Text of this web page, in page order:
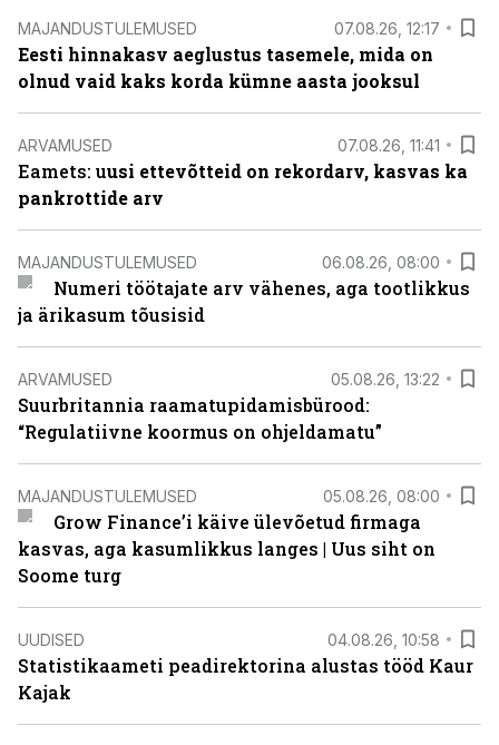
MAJANDUSTULEMUSED 07.08.26, 12:17
Eesti hinnakasv aeglustus tasemele, mida on
olnud vaid kaks korda kümne aasta jooksul
ARVAMUSED 07.08.26, 11:41
Eamets: uusi ettevõtteid on rekordarv, kasvas ka
pankrottide arv
MAJANDUSTULEMUSED 06.08.26, 08:00
Numeri töötajate arv vähenes, aga tootlikkus
ja ärikasum tõusisid
ARVAMUSED 05.08.26, 13:22
Suurbritannia raamatupidamisbürood:
“Regulatiivne koormus on ohjeldamatu”
MAJANDUSTULEMUSED 05.08.26, 08:00
Grow Finance’i käive ülevõetud firmaga
kasvas, aga kasumlikkus langes | Uus siht on
Soome turg
UUDISED 04.08.26, 10:58
Statistikaameti peadirektorina alustas tööd Kaur
Kajak